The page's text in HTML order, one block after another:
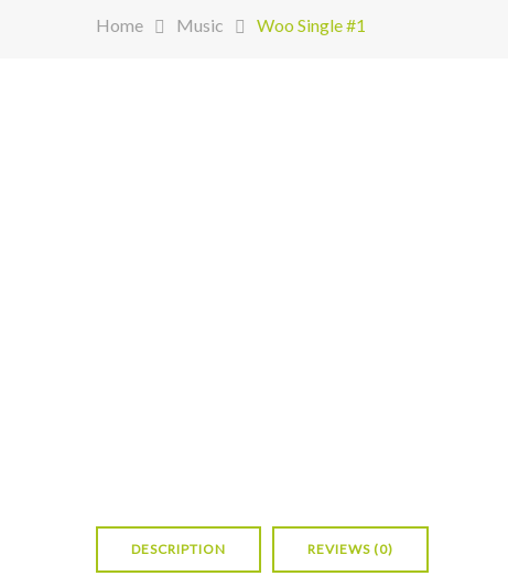
Home Music Woo Single #1
DESCRIPTION REVIEWS (0)